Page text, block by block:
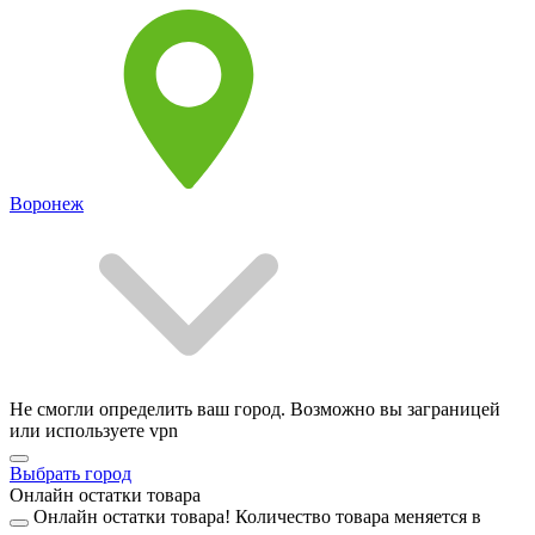
Воронеж
Не смогли определить ваш город. Возможно вы заграницей
или используете vpn
Выбрать город
Онлайн остатки товара
Онлайн остатки товара! Количество товара меняется в